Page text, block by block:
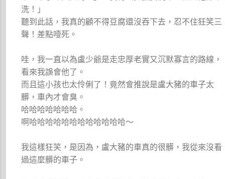
洗！」
聽到此話，我真的顧不得豆腐還沒吞下去，忍不住狂笑三
聲！差點噎死。
哇，我一直以為盧少爺是走忠厚老實又沉默寡言的路線，
看來我誤會他了。
而且這小孩也太伶俐了！竟然會推說是盧大豬的車子太
髒，車內才會臭。
哈哈哈哈哈哈哈。
啊哈哈哈哈哈哈哈哈哈哈哈哈～
我這樣狂笑，是因為，盧大豬的車真的很髒，我從來沒看
過這麼髒的車子。